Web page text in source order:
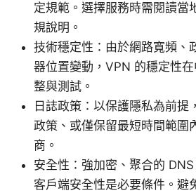
定規範。選擇服務時需閱讀當
規說明。
技術穩定性：由於網路寬頻、
器位置變動，VPN 的穩定性
整與測試。
日誌政策：以保護隱私為前提
政策、或僅保留最短時間範圍
商。
安全性：強加密、聚合的
客戶端安全性是必要條件。避